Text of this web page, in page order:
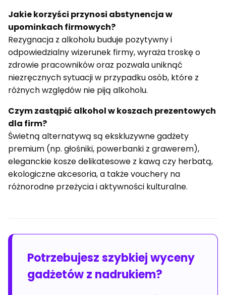
Jakie korzyści przynosi abstynencja w
upominkach firmowych?
Rezygnacja z alkoholu buduje pozytywny i
odpowiedzialny wizerunek firmy, wyraża troskę o
zdrowie pracowników oraz pozwala uniknąć
niezręcznych sytuacji w przypadku osób, które z
różnych względów nie piją alkoholu.
Czym zastąpić alkohol w koszach prezentowych
dla firm?
Świetną alternatywą są ekskluzywne gadżety
premium (np. głośniki, powerbanki z grawerem),
eleganckie kosze delikatesowe z kawą czy herbatą,
ekologiczne akcesoria, a także vouchery na
różnorodne przeżycia i aktywności kulturalne.
Potrzebujesz szybkiej wyceny
gadżetów z nadrukiem?